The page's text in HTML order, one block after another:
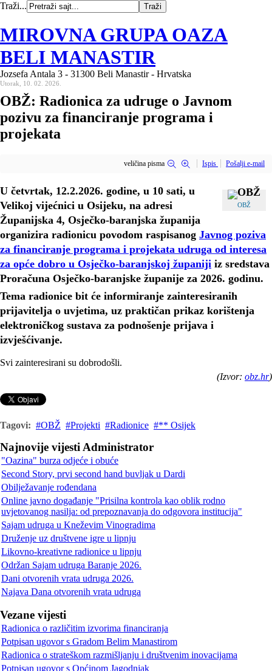
Traži...
MIROVNA GRUPA OAZA
BELI MANASTIR
Jozsefa Antala 3 - 31300 Beli Manastir - Hrvatska
Utorak, 10. 02. 2026.
OBŽ: Radionica za udruge o Javnom
pozivu za financiranje programa i
projekata
veličina pisma Ispis Pošalji e-mail
OBŽ
U četvrtak, 12.2.2026. godine, u 10 sati, u
Velikoj vijećnici u Osijeku, na adresi
Županijska 4, Osječko-baranjska županija
organizira radionicu povodom raspisanog Javnog poziva
za financiranje programa i projekata udruga od interesa
za opće dobro u Osječko-baranjskoj županiji iz sredstava
Proračuna Osječko-baranjske županije za 2026. godinu.
Tema radionice bit će informiranje zainteresiranih
prijavitelja o uvjetima, uz praktičan prikaz korištenja
elektroničkog sustava za podnošenje prijava i
izvješćivanje.
Svi zainteresirani su dobrodošli.
(Izvor: obz.hr)
Tagovi: OBŽ Projekti Radionice ** Osijek
Najnovije vijesti Administrator
"Oazina" burza odjeće i obuće
Second Story, prvi second hand buvljak u Dardi
Obilježavanje rođendana
Online javno događanje "Prisilna kontrola kao oblik rodno
uvjetovanog nasilja: od prepoznavanja do odgovora institucija"
Sajam udruga u Kneževim Vinogradima
Druženje uz društvene igre u lipnju
Likovno-kreativne radionice u lipnju
Održan Sajam udruga Baranje 2026.
Dani otvorenih vrata udruga 2026.
Najava Dana otvorenih vrata udruga
Vezane vijesti
Radionica o različitim izvorima financiranja
Potpisan ugovor s Gradom Belim Manastirom
Radionica o strateškom razmišljanju i društvenim inovacijama
Potpisan ugovor s Općinom Jagodnjak